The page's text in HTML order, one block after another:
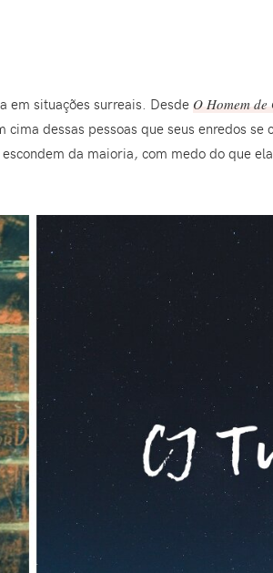
em situações surreais. Desde O Homem de
dessas pessoas que seus enredos
da maioria, com medo do que